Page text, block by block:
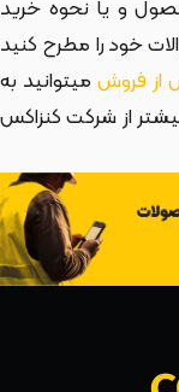
و یا نحوه خرید
خود را مطرح کنید
فروش میتوانید به
از شرکت کنزاکس